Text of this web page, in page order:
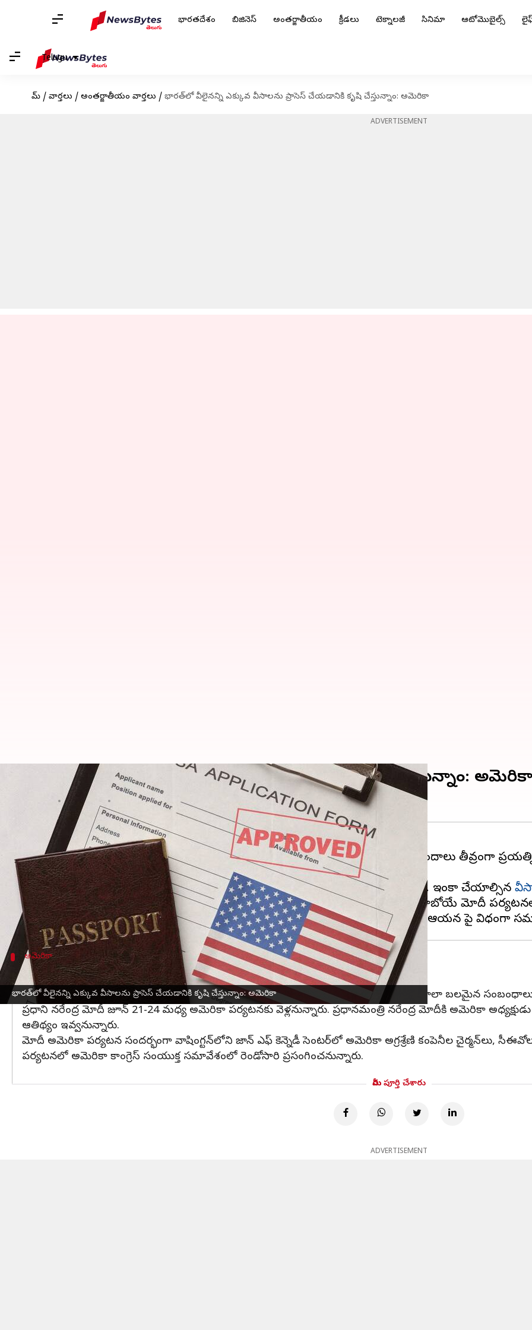
భారతదేశం బిజినెస్ అంతర్జాతీయం క్రీడలు టెక్నాలజీ సినిమా ఆటోమొబైల్స్
Telugu
హోమ్ / వార్తలు / అంతర్జాతీయం వార్తలు / భారత్‌లో వీలైనన్ని ఎక్కువ వీసాలను ప్రాసెస్ చేయడానికి కృషి చేస్తున్నాం: అమెరికా
ADVERTISEMENT
భారత్‌లో వీలైనన్ని ఎక్కువ వీసాలను ప్రాసెస్ చేయడానికి కృషి చేస్తున్నాం: అమెరికా
భారత్‌లో వీలైనన్ని ఎక్కువ వీసాలను ప్రాసెస్ చేయడానికి కృషి చేస్తున్నాం:
Jun 16, 2023 05:59 pm
ఈ వార్తాకథనం ఏంటి
భారతదేశంలో వీసా దరఖాస్తులను వీలైనన్ని ఎక్కువ ప్రాసెస్ చేయడానికి యూఎస్ కాన్సులర్ బృందాలు తీవ్రంగా
ప్రతినిధి మాథ్యూ మిల్లర్ గురువారం (స్థానిక కాలమానం) వెల్లడించారు.
అమెరికా ప్రభుత్వానికి భారత వీసాల ప్రాసెస్ అనేది అత్యున్నత ప్రాధాన్యతగా మిల్లర్ పేర్కొన్నారు. ఇంకా చేయాల్సిన
ప్రధానినరేంద్ర మోదీజూన్ వచ్చే వారంలో అమెరికాలో పర్యటించనున్నారు. ఈ నేపథ్యంలో రాబోయే మోదీ పర్యటనలో
అమెరికా
భారత్- అమెరికా మధ్య బలమైన సంబంధాలు: మిల్లర్
భారత్- అమెరికా మధ్య ద్వైపాక్షిక బంధంపై కూడా మిల్లర్ కీలక వ్యాఖ్యలు చేసారు. ఇరు దేశాల మధ్య చాలా బలమైన
ప్రధాని నరేంద్ర మోదీ జూన్ 21-24 మధ్య అమెరికా పర్యటనకు వెళ్లనున్నారు. ప్రధానమంత్రి నరేంద్ర మోదీకి అమెరికా
ఆతిథ్యం ఇవ్వనున్నారు.
మోదీ అమెరికా పర్యటన సందర్భంగా వాషింగ్టన్‌లోని జాన్ ఎఫ్ కెన్నెడీ సెంటర్‌లో అమెరికా అగ్రశ్రేణి కంపెనీల చైర్మన్‌లు,
పర్యటనలో అమెరికా కాంగ్రెస్ సంయుక్త సమావేశంలో రెండోసారి ప్రసంగించనున్నారు.
మీరు పూర్తి చేశారు
ADVERTISEMENT